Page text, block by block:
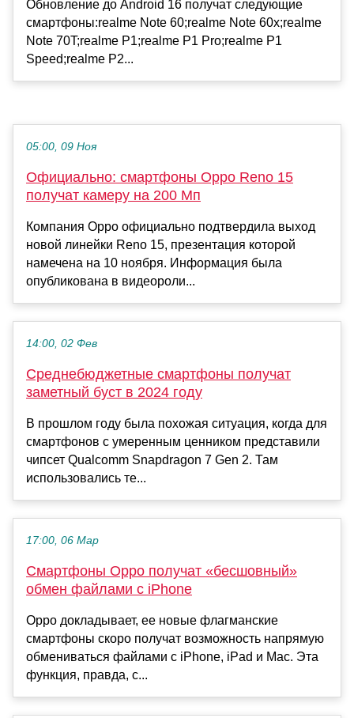
Обновление до Android 16 получат следующие
смартфоны:realme Note 60;realme Note 60x;realme
Note 70T;realme P1;realme P1 Pro;realme P1
Speed;realme P2...
05:00, 09 Ноя
Официально: смартфоны Oppo Reno 15
получат камеру на 200 Мп
Компания Oppo официально подтвердила выход
новой линейки Reno 15, презентация которой
намечена на 10 ноября. Информация была
опубликована в видеороли...
14:00, 02 Фев
Среднебюджетные смартфоны получат
заметный буст в 2024 году
В прошлом году была похожая ситуация, когда для
смартфонов с умеренным ценником представили
чипсет Qualcomm Snapdragon 7 Gen 2. Там
использовались те...
17:00, 06 Мар
Смартфоны Oppo получат «бесшовный»
обмен файлами с iPhone
Oppo докладывает, ее новые флагманские
смартфоны скоро получат возможность напрямую
обмениваться файлами с iPhone, iPad и Mac. Эта
функция, правда, с...